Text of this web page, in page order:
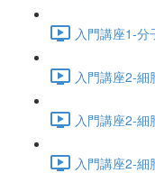
入門講座1-
入門講座2-
入門講座2-
入門講座2-